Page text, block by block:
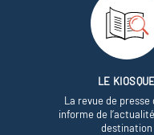
LE
La revue de presse
informe de
destination